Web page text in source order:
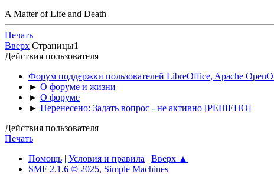
A Matter of Life and Death
Печать
Вверх Страницы1
Действия пользователя
Форум поддержки пользователей LibreOffice, Apache
► О форуме и жизни
► О форуме
► Перенесено: Задать вопрос - не активно [РЕШЕНО]
Действия пользователя
Печать
Помощь | Условия и правила | Вверх ▲
SMF 2.1.6 © 2025, Simple Machines